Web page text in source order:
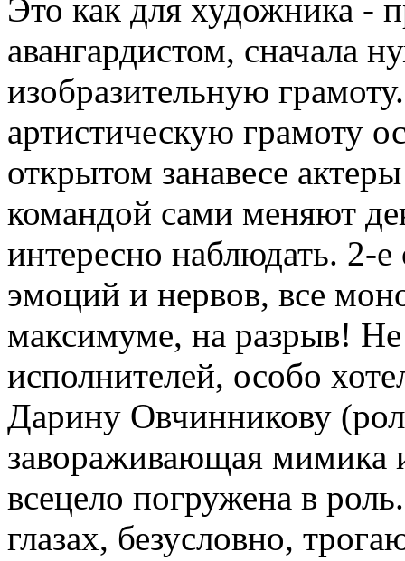
Это как для художника -
авангардистом, сначала
изобразительную
артистическую грамоту
открытом занавесе
командой сами меняют
интересно наблюдать. 2-е
эмоций и нервов, все
максимуме, на разрыв!
исполнителей, особо
Дарину Овчинникову
завораживающая мимика
всецело погружена в
глазах, безусловно,